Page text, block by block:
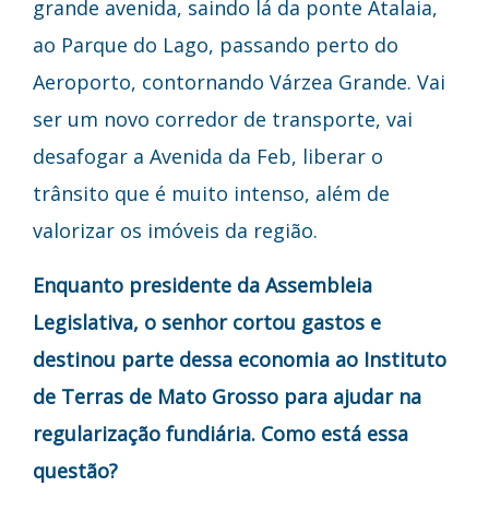
grande avenida, saindo lá da ponte Atalaia,
ao Parque do Lago, passando perto do
Aeroporto, contornando Várzea Grande. Vai
ser um novo corredor de transporte, vai
desafogar a Avenida da Feb, liberar o
trânsito que é muito intenso, além de
valorizar os imóveis da região.
Enquanto presidente da Assembleia
Legislativa, o senhor cortou gastos e
destinou parte dessa economia ao Instituto
de Terras de Mato Grosso para ajudar na
regularização fundiária. Como está essa
questão?